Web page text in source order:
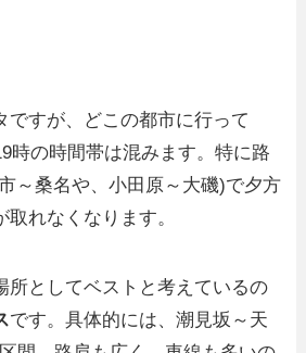
ですが、どこの都市に行って
時の時間帯は混みます。特に路
～桑名や、小田原～大磯)で夕方
れなくなります。
所としてベストと考えているの
です。具体的には、潮見坂～天